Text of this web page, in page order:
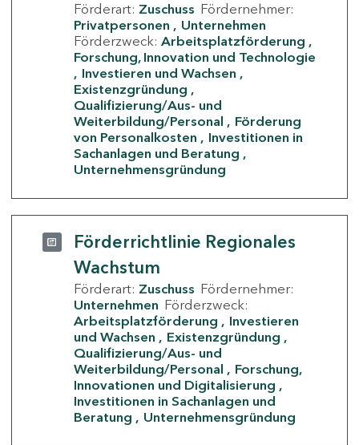
Förderart: Zuschuss Fördernehmer:
Privatpersonen
Unternehmen
Förderzweck: Arbeitsplatzförderung
Forschung, Innovation und Technologie
Investieren und Wachsen
Existenzgründung
Qualifizierung/Aus- und
Weiterbildung/Personal
Förderung
von Personalkosten
Investitionen in
Sachanlagen und Beratung
Unternehmensgründung
Förderrichtlinie Regionales
Wachstum
Förderart: Zuschuss Fördernehmer:
Unternehmen Förderzweck:
Arbeitsplatzförderung
Investieren
und Wachsen
Existenzgründung
Qualifizierung/Aus- und
Weiterbildung/Personal
Forschung,
Innovationen und Digitalisierung
Investitionen in Sachanlagen und
Beratung
Unternehmensgründung